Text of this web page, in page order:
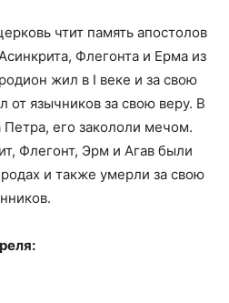
чтит память апостолов
Флегонта и Ерма из
жил в I веке и за свою
от язычников за свою веру. В
Петра, его закололи мечом.
Флегонт, Эрм и Агав были
и также умерли за свою